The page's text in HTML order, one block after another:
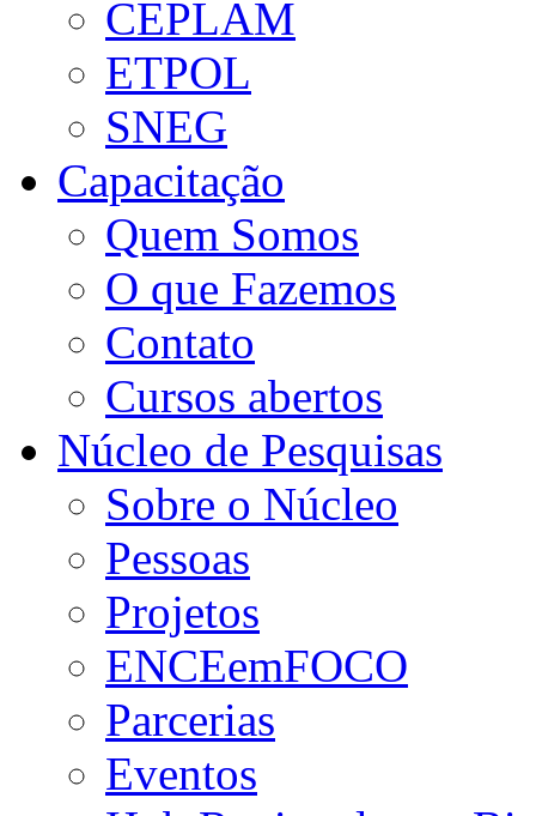
CEPLAM
ETPOL
SNEG
Capacitação
Quem Somos
O que Fazemos
Contato
Cursos abertos
Núcleo de Pesquisas
Sobre o Núcleo
Pessoas
Projetos
ENCEemFOCO
Parcerias
Eventos